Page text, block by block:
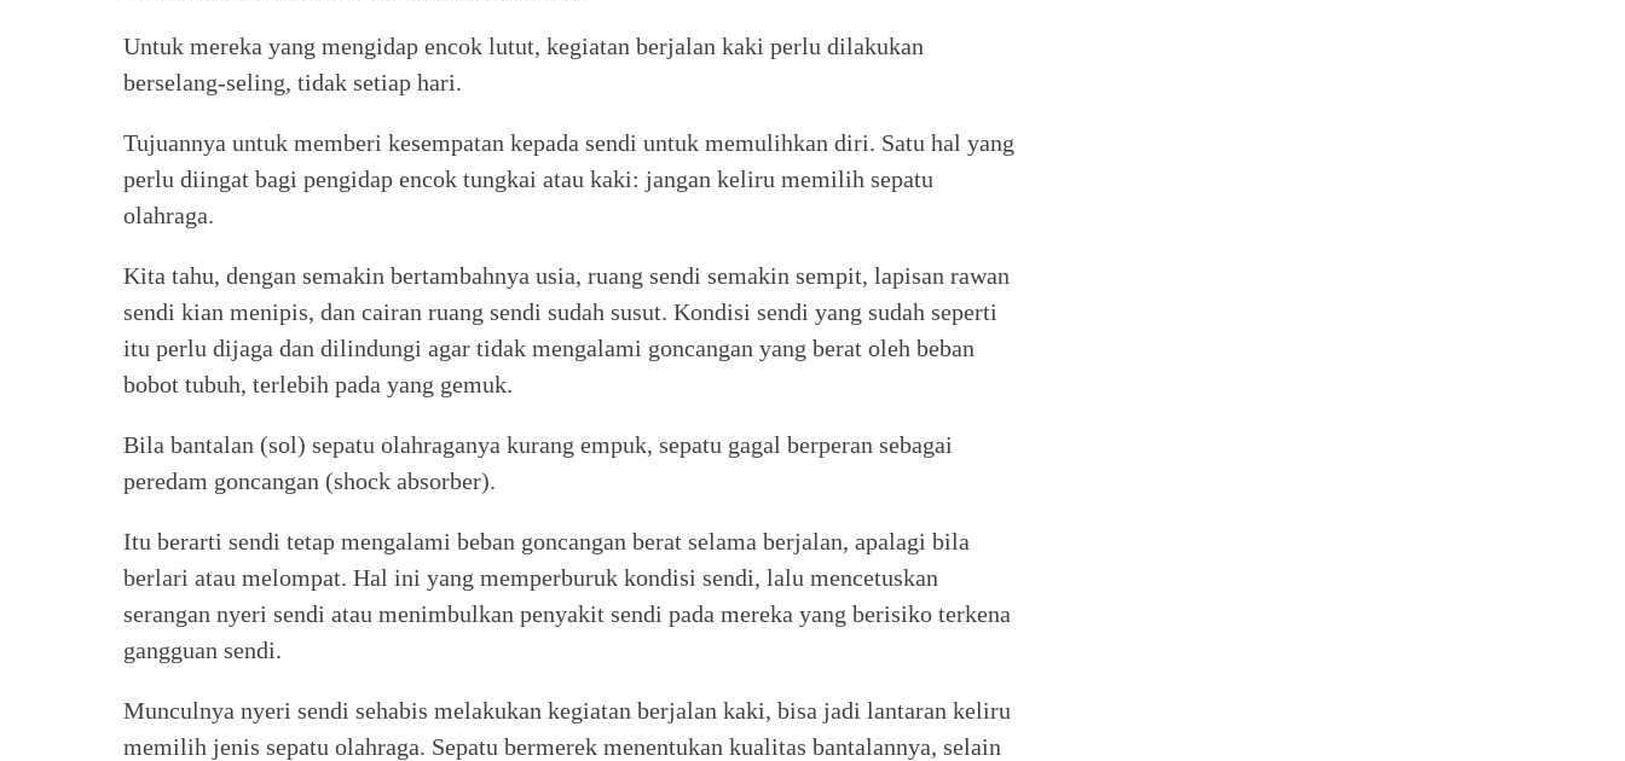
Untuk mereka yang mengidap encok lutut, kegiatan berjalan kaki perlu dilakukan
berselang-seling, tidak setiap hari.
Tujuannya untuk memberi kesempatan kepada sendi untuk memulihkan diri. Satu hal yang
perlu diingat bagi pengidap encok tungkai atau kaki: jangan keliru memilih sepatu
olahraga.
Kita tahu, dengan semakin bertambahnya usia, ruang sendi semakin sempit, lapisan rawan
sendi kian menipis, dan cairan ruang sendi sudah susut. Kondisi sendi yang sudah seperti
itu perlu dijaga dan dilindungi agar tidak mengalami goncangan yang berat oleh beban
bobot tubuh, terlebih pada yang gemuk.
Bila bantalan (sol) sepatu olahraganya kurang empuk, sepatu gagal berperan sebagai
peredam goncangan (shock absorber).
Itu berarti sendi tetap mengalami beban goncangan berat selama berjalan, apalagi bila
berlari atau melompat. Hal ini yang memperburuk kondisi sendi, lalu mencetuskan
serangan nyeri sendi atau menimbulkan penyakit sendi pada mereka yang berisiko terkena
gangguan sendi.
Munculnya nyeri sendi sehabis melakukan kegiatan berjalan kaki, bisa jadi lantaran keliru
memilih jenis sepatu olahraga. Sepatu bermerek menentukan kualitas bantalannya, selain